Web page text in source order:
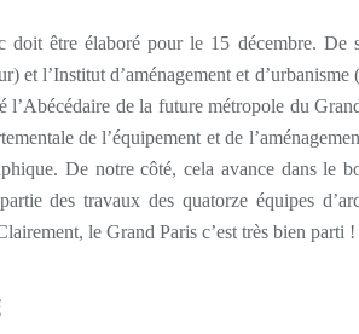
doit être élaboré pour le 15 décembre. De
et l’Institut d’aménagement et
l’Abécédaire de la future métropole du
de l’équipement et de
De notre côté, cela avance dans le
des travaux des quatorze équipes
le Grand Paris c’est très bien parti !